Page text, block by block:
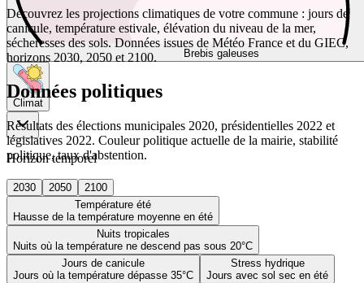
Brebis galeuses
Climat
Horizon temporel
2030 2050
2100
Température été
Hausse de la température moyenne en été
Nuits tropicales
Nuits où la température ne descend pas sous 20°C
Jours de canicule
Jours où la température dépasse 35°C
Stress hydrique
Jours avec sol sec en été
Découvrez les projections climatiques de votre commune : jours de
canicule, température estivale, élévation du niveau de la mer,
sécheresses des sols. Données issues de Météo France et du GIEC,
horizons 2030, 2050 et 2100.
Données politiques
Résultats des élections municipales 2020, présidentielles 2022 et
législatives 2022. Couleur politique actuelle de la mairie, stabilité
politique, taux d'abstention.